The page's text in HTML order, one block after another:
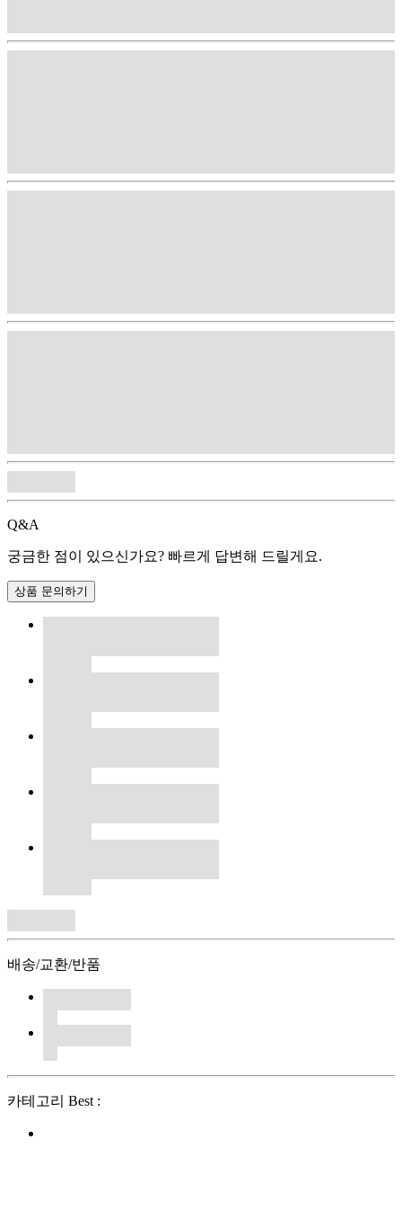
Q&A
궁금한 점이 있으신가요? 빠르게 답변해 드릴게요.
상품 문의하기
배송/교환/반품
카테고리 Best :